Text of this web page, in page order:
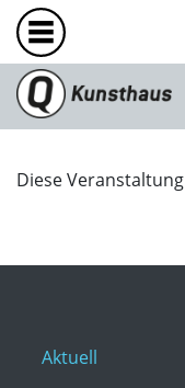
Diese
Aktuell